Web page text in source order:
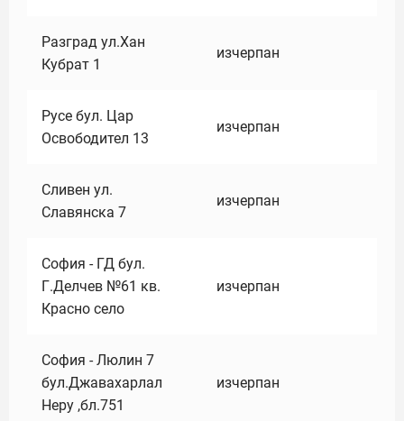
Разград ул.Хан
Кубрат 1
изчерпан
Русе бул. Цар
Освободител 13
изчерпан
Сливен ул.
Славянска 7
изчерпан
София - ГД бул.
Г.Делчев №61 кв.
Красно село
изчерпан
София - Люлин 7
бул.Джавахарлал
Неру ,бл.751
изчерпан